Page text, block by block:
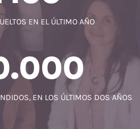
EN EL ÚLTIMO AÑO
EN LOS ÚLTIMOS DOS AÑOS